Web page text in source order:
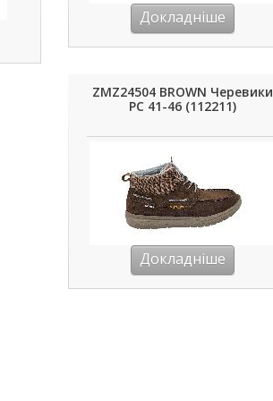
Докладніше
ZMZ24504 BROWN Черевики
РС 41-46 (112211)
Докладніше